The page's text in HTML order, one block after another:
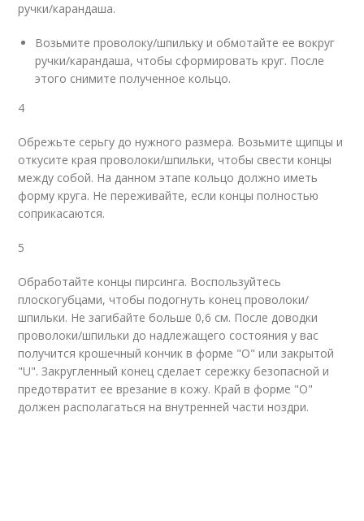
ручки/карандаша.
Возьмите проволоку/шпильку и обмотайте ее вокруг
ручки/карандаша, чтобы сформировать круг. После
этого снимите полученное кольцо.
4
Обрежьте серьгу до нужного размера. Возьмите щипцы и
откусите края проволоки/шпильки, чтобы свести концы
между собой. На данном этапе кольцо должно иметь
форму круга. Не переживайте, если концы полностью
соприкасаются.
5
Обработайте концы пирсинга. Воспользуйтесь
плоскогубцами, чтобы подогнуть конец проволоки/
шпильки. Не загибайте больше 0,6 см. После доводки
проволоки/шпильки до надлежащего состояния у вас
получится крошечный кончик в форме "О" или закрытой
"U". Закругленный конец сделает сережку безопасной и
предотвратит ее врезание в кожу. Край в форме "О"
должен располагаться на внутренней части ноздри.